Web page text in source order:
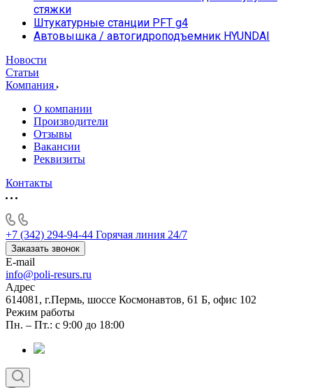
стяжки
Штукатурные станции PFT g4
Автовышка / автогидроподъемник HYUNDAI
Новости
Статьи
Компания
О компании
Производители
Отзывы
Вакансии
Реквизиты
Контакты
+7 (342) 294-94-44 Горячая линия 24/7
Заказать звонок
E-mail
info@poli-resurs.ru
Адрес
614081, г.Пермь, шоссе Космонавтов, 61 Б, офис 102
Режим работы
Пн. – Пт.: с 9:00 до 18:00